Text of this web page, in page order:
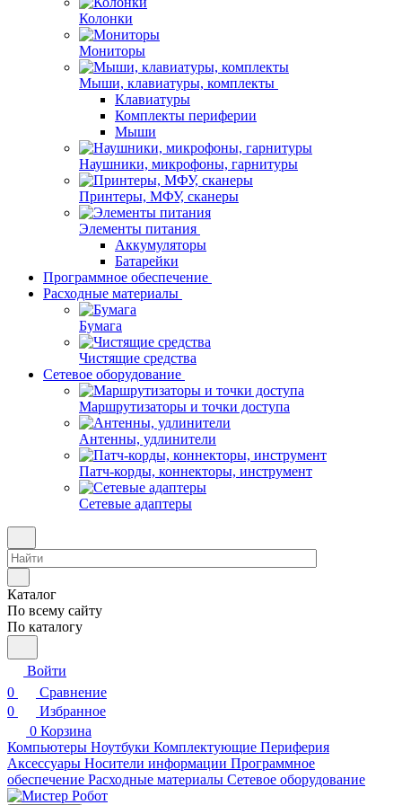
Колонки
Мониторы
Мыши, клавиатуры, комплекты
Клавиатуры
Комплекты периферии
Мыши
Наушники, микрофоны, гарнитуры
Принтеры, МФУ, сканеры
Элементы питания
Аккумуляторы
Батарейки
Программное обеспечение
Расходные материалы
Бумага
Чистящие средства
Сетевое оборудование
Маршрутизаторы и точки доступа
Антенны, удлинители
Патч-корды, коннекторы, инструмент
Сетевые адаптеры
Каталог
По всему сайту
По каталогу
Войти
0
Сравнение
0
Избранное
0 Корзина
Компьютеры Ноутбуки Комплектующие Периферия
Аксессуары Носители информации Программное
обеспечение Расходные материалы Сетевое оборудование